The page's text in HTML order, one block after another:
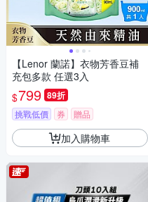
【Lenor 蘭諾】衣物芳香豆補
充包多款 任選3入
$799 89折
挑戰低價 券 贈品
加入購物車